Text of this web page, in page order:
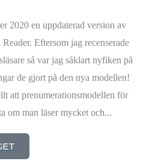
2020 en uppdaterad version av
Eftersom jag recenserade
så var jag såklart nyfiken på
de gjort på den nya modellen!
att prenumerationsmodellen för
om man läser mycket och...